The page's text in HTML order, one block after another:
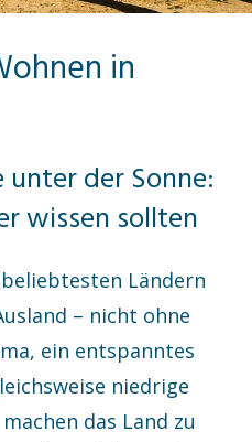
in
unter der Sonne:
wissen sollten
Ländern
– nicht ohne
ein entspanntes
niedrige
das Land zu